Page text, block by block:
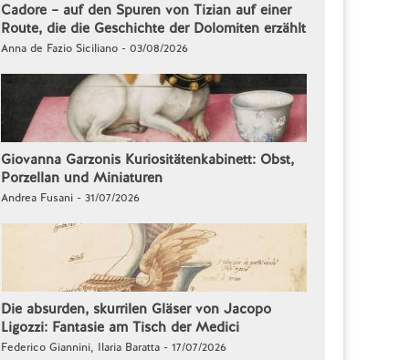
Cadore – auf den Spuren von Tizian auf einer
Route, die die Geschichte der Dolomiten erzählt
Anna de Fazio Siciliano - 03/08/2026
Giovanna Garzonis Kuriositätenkabinett: Obst,
Porzellan und Miniaturen
Andrea Fusani - 31/07/2026
Die absurden, skurrilen Gläser von Jacopo
Ligozzi: Fantasie am Tisch der Medici
Federico Giannini, Ilaria Baratta - 17/07/2026